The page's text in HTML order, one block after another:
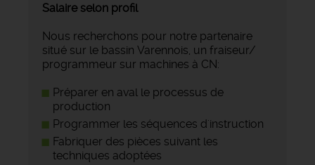
Salaire selon profil
Nous recherchons pour notre partenaire
situé sur le bassin Varennois, un fraiseur/
programmeur sur machines à CN:
Préparer en aval le processus de
production
Programmer les séquences d'instruction
Fabriquer des pièces suivant les
techniques adoptées